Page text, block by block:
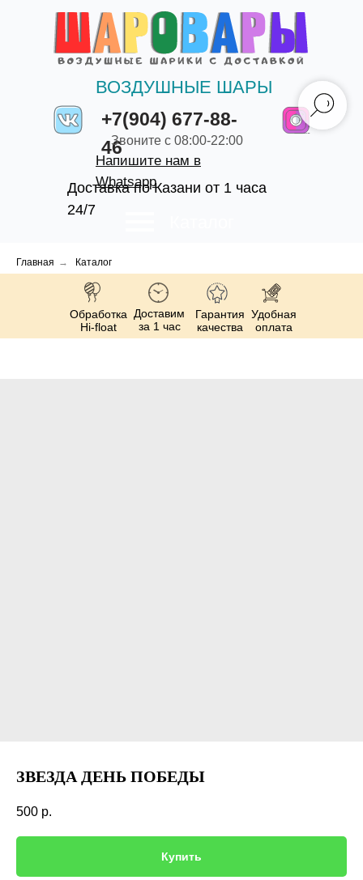
+7(904) 677-88-
46
ВОЗДУШНЫЕ ШАРЫ
Доставка по Казани от 1 часа
24/7
Звоните с 08:00-22:00
Напишите нам в
Whatsapp
Главная → Каталог
Обработка
Hi-float
Доставим
за 1 час
Гарантия
качества
Удобная
оплата
ЗВЕЗДА ДЕНЬ ПОБЕДЫ
500 р.
Купить